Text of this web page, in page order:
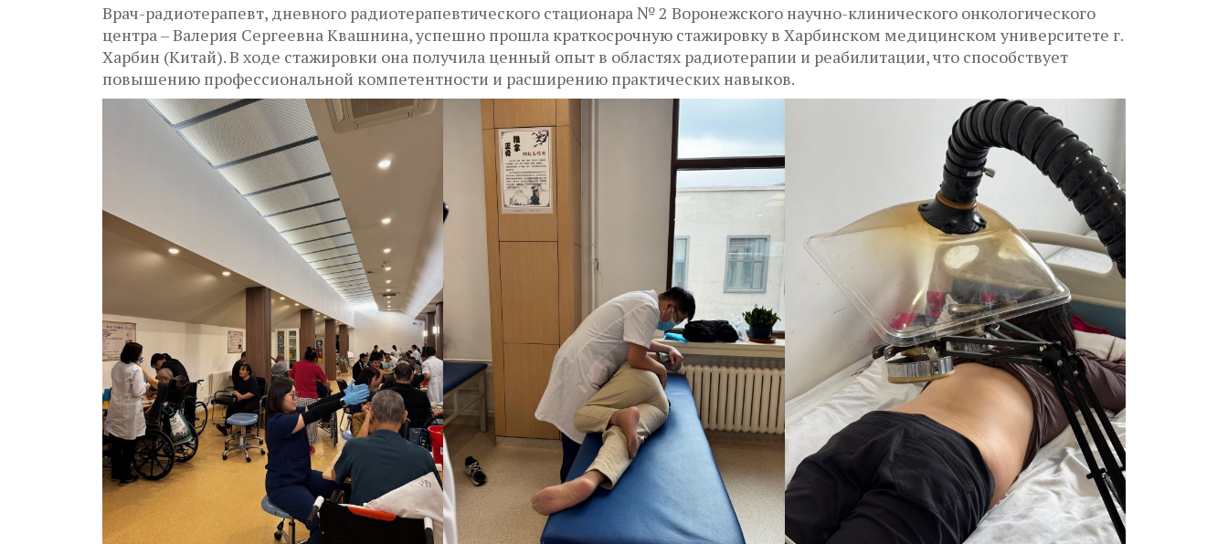
Врач-радиотерапевт, дневного радиотерапевтического стационара № 2 Воронежского научно-клинического онкологического
центра – Валерия Сергеевна Квашнина, успешно прошла краткосрочную стажировку в Харбинском медицинском университете г.
Харбин (Китай). В ходе стажировки она получила ценный опыт в областях радиотерапии и реабилитации, что способствует
повышению профессиональной компетентности и расширению практических навыков.